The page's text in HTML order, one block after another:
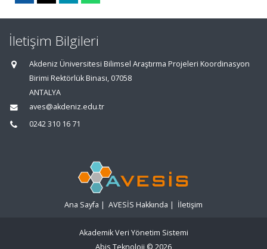
İletişim Bilgileri
Akdeniz Üniversitesi Bilimsel Araştırma Projeleri Koordinasyon
Birimi Rektörlük Binası, 07058
ANTALYA
aves@akdeniz.edu.tr
0242 310 16 71
Ana Sayfa | AVESİS Hakkında | İletişim
Akademik Veri Yönetim Sistemi
Abis Teknoloji © 2026